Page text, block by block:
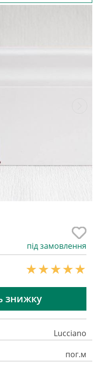
під замовлення
знижку
Lucciano
пог.м